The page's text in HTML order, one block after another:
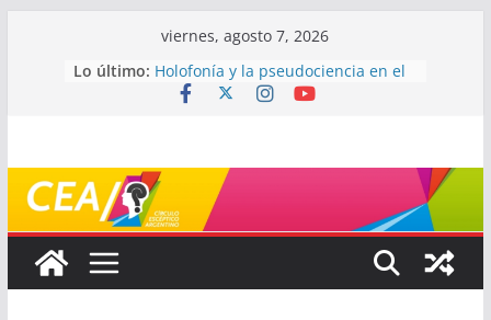
viernes, agosto 7, 2026
Lo último: Holofonía y la pseudociencia en el
audio
Mayéutica (o cómo debatir sin
terminar a los golpes)
Somos menos capaces de lo que